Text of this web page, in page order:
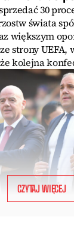
30
świata
większym
strony
kolejna
CZYTAJ WIĘCEJ